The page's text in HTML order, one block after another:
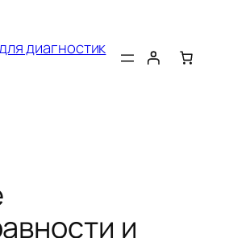
диагностик
и